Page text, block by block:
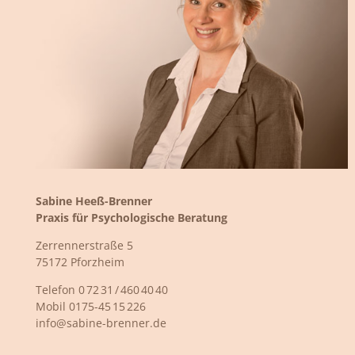
Sabine Heeß-Brenner
Praxis für Psychologische Beratung
Zerrennerstraße 5
75172 Pforzheim
Telefon 0 72 31 / 460 40 40
Mobil 0175-45 15 226
info@sabine-brenner.de